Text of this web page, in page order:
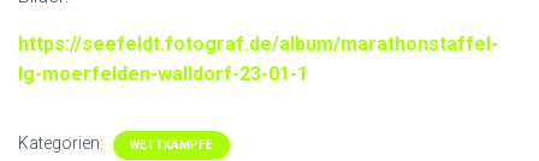
https://seefeldt.fotograf.de/album/marathonstaffel-
lg-moerfelden-walldorf-23-01-1
Kategorien: WETTKÄMPFE